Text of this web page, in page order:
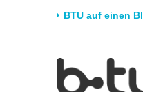
BTU auf einen
Universität